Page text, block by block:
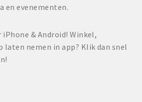
en evenementen.
& Android! Winkel,
laten nemen in app? Klik dan snel